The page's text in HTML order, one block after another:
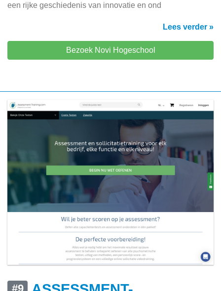
een rijke geschiedenis van innovatie en ond
Lees verder »
Bezoek Novi Hogeschool
#9